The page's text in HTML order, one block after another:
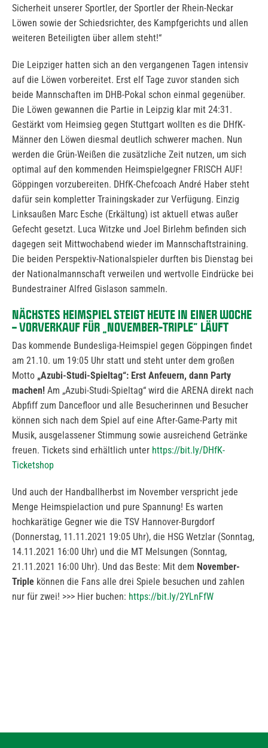
Sicherheit unserer Sportler, der Sportler der Rhein-Neckar
Löwen sowie der Schiedsrichter, des Kampfgerichts und allen
weiteren Beteiligten über allem steht!“
Die Leipziger hatten sich an den vergangenen Tagen intensiv
auf die Löwen vorbereitet. Erst elf Tage zuvor standen sich
beide Mannschaften im DHB-Pokal schon einmal gegenüber.
Die Löwen gewannen die Partie in Leipzig klar mit 24:31.
Gestärkt vom Heimsieg gegen Stuttgart wollten es die DHfK-
Männer den Löwen diesmal deutlich schwerer machen. Nun
werden die Grün-Weißen die zusätzliche Zeit nutzen, um sich
optimal auf den kommenden Heimspielgegner FRISCH AUF!
Göppingen vorzubereiten. DHfK-Chefcoach André Haber steht
dafür sein kompletter Trainingskader zur Verfügung. Einzig
Linksaußen Marc Esche (Erkältung) ist aktuell etwas außer
Gefecht gesetzt. Luca Witzke und Joel Birlehm befinden sich
dagegen seit Mittwochabend wieder im Mannschaftstraining.
Die beiden Perspektiv-Nationalspieler durften bis Dienstag bei
der Nationalmannschaft verweilen und wertvolle Eindrücke bei
Bundestrainer Alfred Gislason sammeln.
NÄCHSTES HEIMSPIEL STEIGT HEUTE IN EINER WOCHE
– VORVERKAUF FÜR „NOVEMBER-TRIPLE“ LÄUFT
Das kommende Bundesliga-Heimspiel gegen Göppingen findet
am 21.10. um 19:05 Uhr statt und steht unter dem großen
Motto „Azubi-Studi-Spieltag“: Erst Anfeuern, dann Party
machen! Am „Azubi-Studi-Spieltag“ wird die ARENA direkt nach
Abpfiff zum Dancefloor und alle Besucherinnen und Besucher
können sich nach dem Spiel auf eine After-Game-Party mit
Musik, ausgelassener Stimmung sowie ausreichend Getränke
freuen. Tickets sind erhältlich unter https://bit.ly/DHfK-
Ticketshop
Und auch der Handballherbst im November verspricht jede
Menge Heimspielaction und pure Spannung! Es warten
hochkarätige Gegner wie die TSV Hannover-Burgdorf
(Donnerstag, 11.11.2021 19:05 Uhr), die HSG Wetzlar (Sonntag,
14.11.2021 16:00 Uhr) und die MT Melsungen (Sonntag,
21.11.2021 16:00 Uhr). Und das Beste: Mit dem November-
Triple können die Fans alle drei Spiele besuchen und zahlen
nur für zwei! >>> Hier buchen: https://bit.ly/2YLnFfW